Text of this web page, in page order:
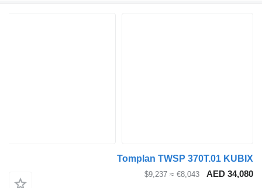
Tomplan TWSP 370T.01 KUBIX
AED 34,080
€8,043
≈ $9,237